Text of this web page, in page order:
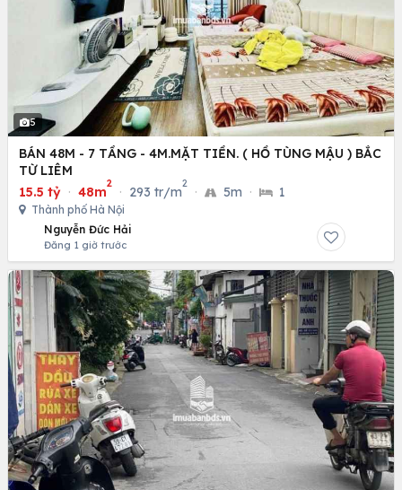
5
BÁN 48M - 7 TẦNG - 4M.MẶT TIỀN. ( HỒ TÙNG MẬU ) BẮC
TỪ LIÊM
15.5 tỷ · 48m
2
· 293 tr/m
2
· 5m · 1
Thành phố Hà Nội
Nguyễn Đức Hải
Đăng 1 giờ trước